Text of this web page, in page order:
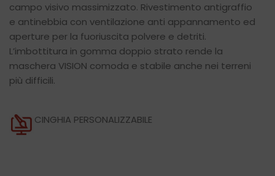
campo visivo massimizzato. Rivestimento antigraffio
e antinebbia con ventilazione anti appannamento ed
aperture per la fuoriuscita polvere e detriti.
L’imbottitura in gomma doppio strato rende la
maschera VISION comoda e stabile anche nei terreni
più difficili.
CINGHIA PERSONALIZZABILE